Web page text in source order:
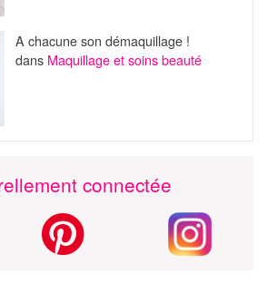
A chacune son démaquillage !
dans Maquillage et soins beauté
connectée